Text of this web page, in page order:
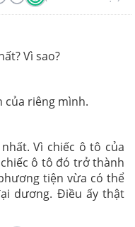
Vì sao?
của riêng mình.
Vì chiếc ô tô của
ô tô đó trở thành
tiện vừa có thể
dương. Điều ấy thật